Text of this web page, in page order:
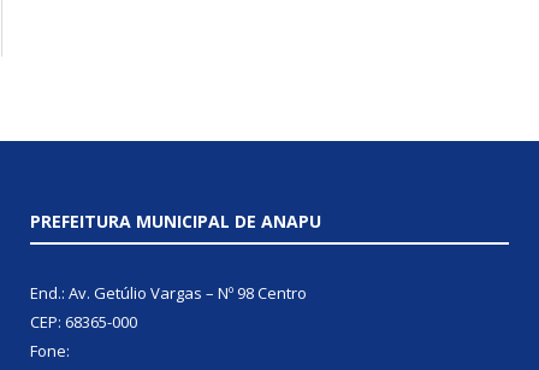
PREFEITURA MUNICIPAL DE ANAPU
End.: Av. Getúlio Vargas – Nº 98 Centro
CEP: 68365-000
Fone: